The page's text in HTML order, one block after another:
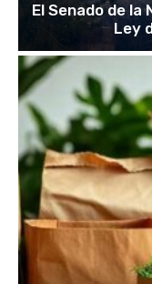
El Senado de
Ley